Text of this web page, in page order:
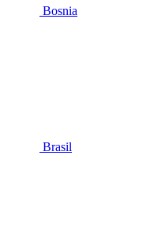
Bosnia
Brasil